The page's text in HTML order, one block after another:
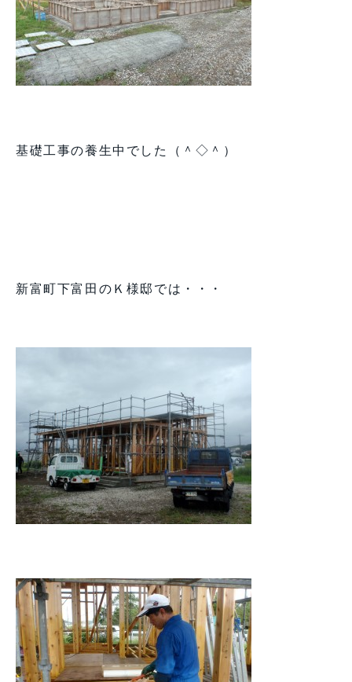
基礎工事の養生中でした（＾◇＾）
新富町下富田のＫ様邸では・・・